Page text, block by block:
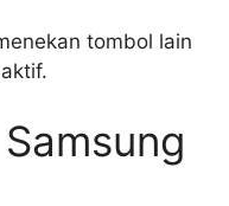
tombol lain